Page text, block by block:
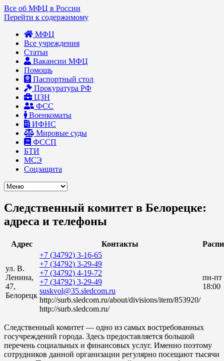
Все об МФЦ в России
Перейти к содержимому
МФЦ
Все учреждения
Статьи
Вакансии МФЦ
Помощь
Паспортный стол
Прокуратура РФ
ЦЗН
ФСС
Военкоматы
ИФНС
Мировые суды
ФССП
БТИ
МСЭ
Соцзащита
Следственный комитет в Белорецке:
адреса и телефоны
Адрес Контакты
ул. В.
Ленина,
47,
Белорецк
+7 (34792) 3-16-65
+7 (34792) 3-29-49
+7 (34792) 4-19-72
+7 (34792) 3-29-49
suskvol@35.sledcom.ru
http://surb.sledcom.ru/about/divisions/item/853920/
http://surb.sledcom.ru/
пн-пт
18:00
Следственный комитет — одно из самых востребованных
госучреждений города. Здесь предоставляется большой
перечень социальных и финансовых услуг. Именно поэтому
сотрудников данной организации регулярно посещают тысячи